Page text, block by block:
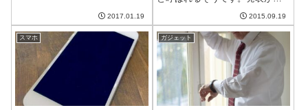
ットは薄型化したとはいえ、手
軽に取り出して見るには大きい
です。2017年はこれらのジレン
マを解決する、液晶を折りたた
めるスマート...
2017.01.19
が出てくるようになりました
ね。"P" は何を意味する？今のと
ころ、Nexus 6P の "P" が何を...
2015.09.19
スマホ ガジェット